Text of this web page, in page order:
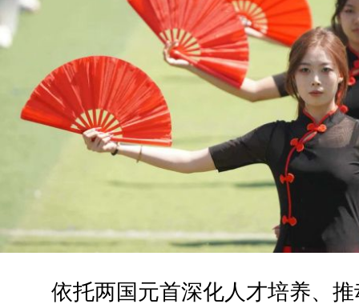
依托两国元首深化人才培养、推